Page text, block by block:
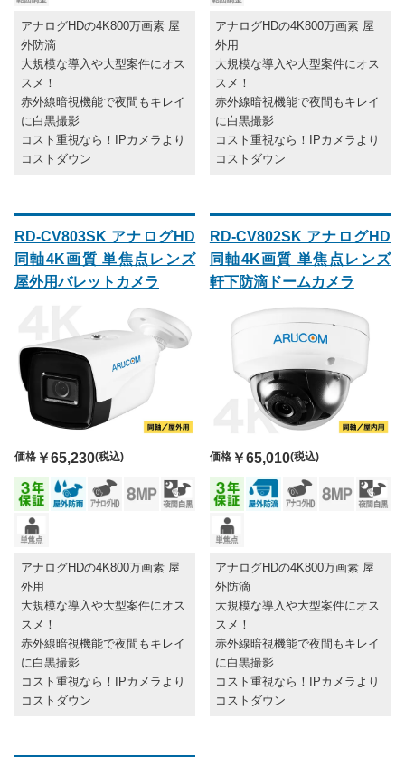
アナログHDの4K800万画素 屋
外防滴
大規模な導入や大型案件にオス
スメ！
赤外線暗視機能で夜間もキレイ
に白黒撮影
コスト重視なら！IPカメラより
コストダウン
アナログHDの4K800万画素 屋
外用
大規模な導入や大型案件にオス
スメ！
赤外線暗視機能で夜間もキレイ
に白黒撮影
コスト重視なら！IPカメラより
コストダウン
RD-CV803SK アナログHD
同軸4K画質 単焦点レンズ
屋外用バレットカメラ
価格 ￥65,230(税込)
アナログHDの4K800万画素 屋
外用
大規模な導入や大型案件にオス
スメ！
赤外線暗視機能で夜間もキレイ
に白黒撮影
コスト重視なら！IPカメラより
コストダウン
RD-CV802SK アナログHD
同軸4K画質 単焦点レンズ
軒下防滴ドームカメラ
価格￥65,010(税込)
アナログHDの4K800万画素 屋
外防滴
大規模な導入や大型案件にオス
スメ！
赤外線暗視機能で夜間もキレイ
に白黒撮影
コスト重視なら！IPカメラより
コストダウン